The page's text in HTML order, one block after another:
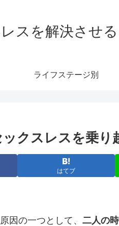
スを解決させ
ライフステージ別
クスレスを乗り
はてブ
因の一つとして、 二人の